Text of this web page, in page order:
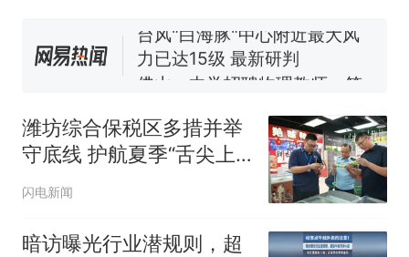
佛山一中学招聘物理教师，笔
试前13名均遭淘汰？教育局：
核查
官方通报
热 那个在床头放菜刀的女孩，
因老师一句“跟我回家”改写了
潍坊综合保税区多措并举
守底线 护航夏季“舌尖上
的安全”
闪电新闻
暗访曝光行业潜规则，超